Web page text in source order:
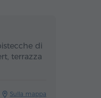
di
terrazza
Sulla mappa